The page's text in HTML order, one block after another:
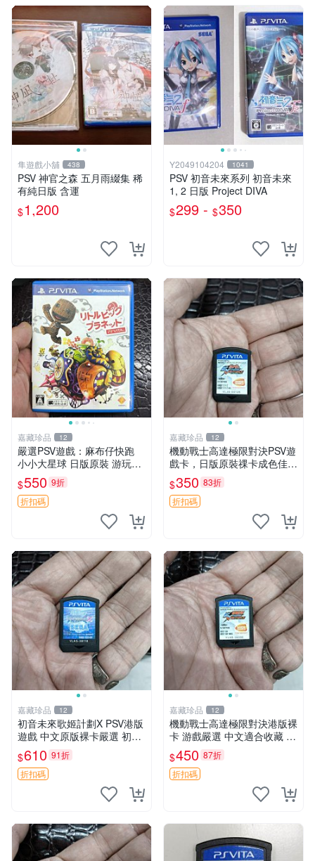
隼遊戲小舖 438
PSV 神官之森 五月雨綴集 稀
有純日版 含運
$1,200
Y2049104204 1041
PSV 初音未來系列 初音未來
1, 2 日版 Project DIVA
$299 - $350
嘉藏珍品 12
嚴選PSV遊戲：麻布仔快跑
小小大星球 日版原裝 游玩成
色佳 小小大星球 psv 麻布仔
快跑 測試無誤
$550 9折
折扣碼
嘉藏珍品 12
機動戰士高達極限對決PSV遊
戲卡，日版原裝祼卡成色佳
機動戰士高達極限對決 PSV
日版 裸卡 成品
$350 83折
折扣碼
嘉藏珍品 12
初音未來歌姬計劃X PSV港版
遊戲 中文原版裸卡嚴選 初音
未來 畫集 游戲 限量版
$610 91折
折扣碼
嘉藏珍品 12
機動戰士高達極限對決港版裸
卡 游戲嚴選 中文適合收藏 機
動戰士 高達對決 游戲機
$450 87折
折扣碼